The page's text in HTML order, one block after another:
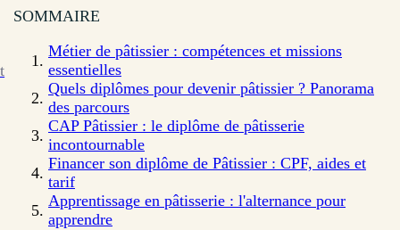
SOMMAIRE
Métier de pâtissier : compétences et missions
essentielles
Quels diplômes pour devenir pâtissier ? Panorama
des parcours
CAP Pâtissier : le diplôme de pâtisserie
incontournable
Financer son diplôme de Pâtissier : CPF, aides et
tarif
Apprentissage en pâtisserie : l'alternance pour
apprendre